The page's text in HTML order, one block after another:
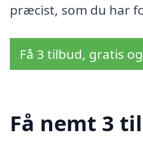
præcist, som du har
Få 3 tilbud, gratis
Få nemt 3